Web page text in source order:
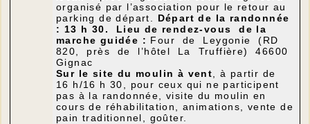
organisé par l’association pour le retour au
parking de départ. Départ de la randonnée
: 13 h 30.
Lieu de rendez-vous de la
marche guidée : Four de Leygonie (RD
820, près de l’hôtel La Truffière) 46600
Gignac
Sur le site du moulin à vent , à partir de
16 h/16 h 30, pour ceux qui ne participent
pas à la randonnée, visite du moulin en
cours de réhabilitation, animations, vente de
pain traditionnel, goûter.